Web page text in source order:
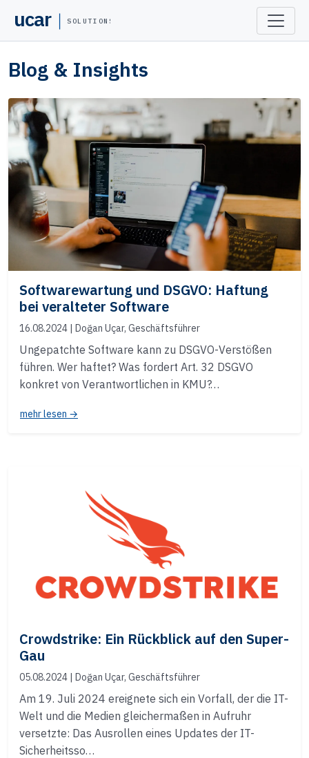
ucar SOLUTIONS
Blog & Insights
Softwarewartung und DSGVO: Haftung
bei veralteter Software
16.08.2024 | Doğan Uçar, Geschäftsführer
Ungepatchte Software kann zu DSGVO-Verstößen
führen. Wer haftet? Was fordert Art. 32 DSGVO
konkret von Verantwortlichen in KMU?…
mehr lesen →
Crowdstrike: Ein Rückblick auf den Super-
Gau
05.08.2024 | Doğan Uçar, Geschäftsführer
Am 19. Juli 2024 ereignete sich ein Vorfall, der die IT-
Welt und die Medien gleichermaßen in Aufruhr
versetzte: Das Ausrollen eines Updates der IT-
Sicherheitsso…